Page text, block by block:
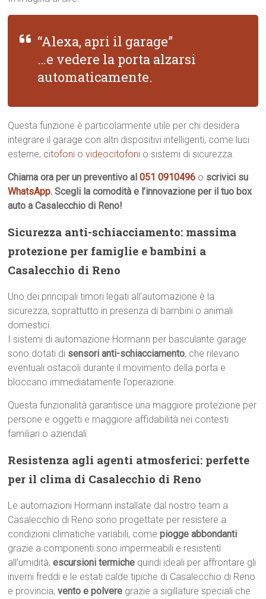
“Alexa, apri il garage”
…e vedere la porta alzarsi
automaticamente.
Questa funzione è particolarmente utile per chi desidera
integrare il garage con altri dispositivi intelligenti, come luci
esterne, citofoni ovideocitofoni o sistemi di sicurezza.
Chiama ora per un preventivo al051 0910496 o scrivici su
WhatsApp. Scegli la comodità e l’innovazione per il tuo box
auto a Casalecchio di Reno!
Sicurezza anti-schiacciamento: massima
protezione per famiglie e bambini a
Casalecchio di Reno
Uno dei principali timori legati all’automazione è la
sicurezza, soprattutto in presenza di bambini o animali
domestici.
I sistemi di automazione Hormann per basculante garage
sono dotati di sensori anti-schiacciamento, che rilevano
eventuali ostacoli durante il movimento della porta e
bloccano immediatamente l’operazione.
Questa funzionalità garantisce una maggiore protezione per
persone e oggetti e maggiore affidabilità nei contesti
familiari o aziendali.
Resistenza agli agenti atmosferici: perfette
per il clima di Casalecchio di Reno
Le automazioni Hormann installate dal nostro team a
Casalecchio di Reno sono progettate per resistere a
condizioni climatiche variabili, comepiogge abbondanti
grazie a componenti sono impermeabili e resistenti
all’umidità,escursioni termiche quindi ideali per affrontare gli
inverni freddi e le estati calde tipiche di Casalecchio di Reno
e provincia,vento e polvere grazie a sigillature speciali che